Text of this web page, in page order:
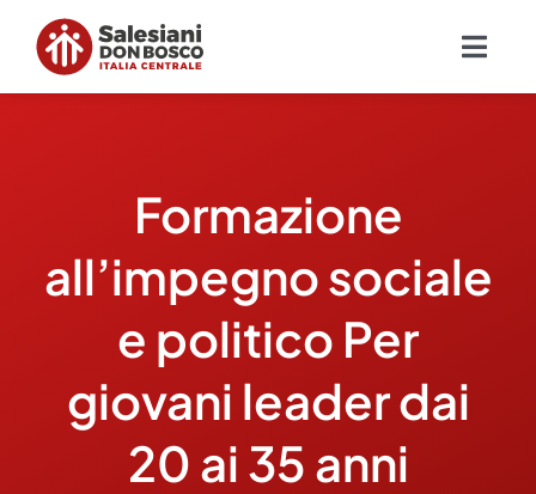
contenuto
Ambiti
Ambienti educativi e servizi
Formazione
all’impegno sociale
e politico Per
giovani leader dai
20 ai 35 anni